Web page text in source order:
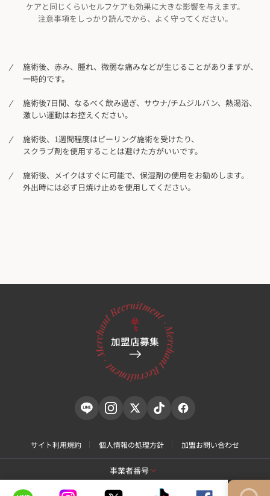
ケアと同じくらいセルフケアも効果に大きな影響を与えます。
注意事項をしっかり読んでから、よく守ってください。
施術後、赤み、腫れ、微弱な痛みなどが生じることがありますが、
一時的です。
施術後7日間、なるべく飲み過ぎ、サウナ/チムジルバン、熱湯浴、
激しい運動はお控えください。
施術後、1週間程度はピーリング施術を受けたり、
スクラブ剤を使用することは避けた方がいいです。
施術後、メイクはすぐに可能で、保湿剤の使用をお勧めします。
外出時には必ず日焼け止めを使用してください。
加盟店募集
サイト利用規約 個人情報の処理方針 加盟お問い合わせ
事業者番号